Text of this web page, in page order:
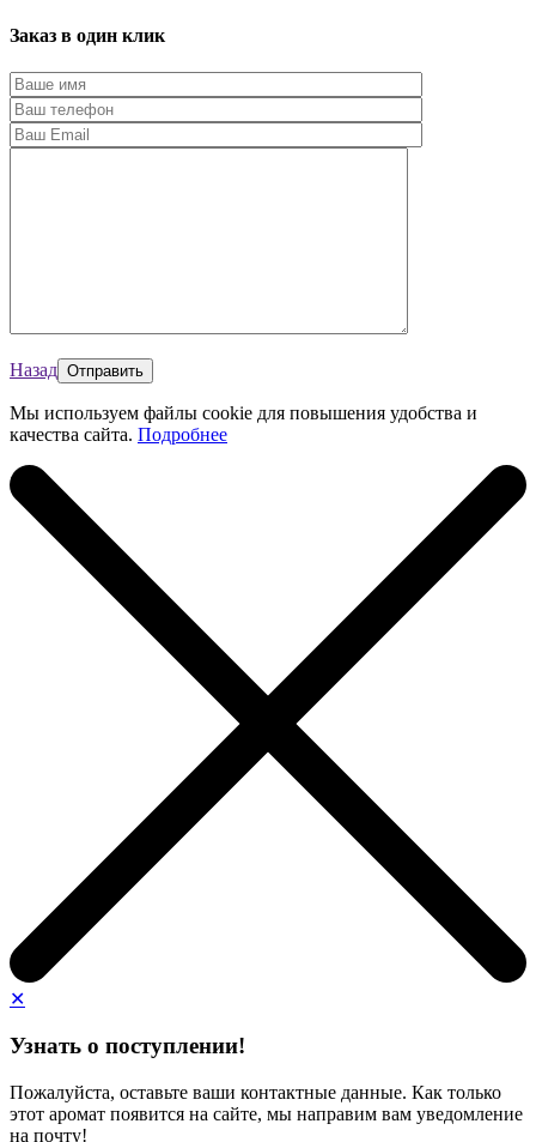
Заказ в один клик
Назад
Мы используем файлы cookie для повышения удобства и
качества сайта. Подробнее
✕
Узнать о поступлении!
Пожалуйста, оставьте ваши контактные данные. Как только
этот аромат появится на сайте, мы направим вам уведомление
на почту!